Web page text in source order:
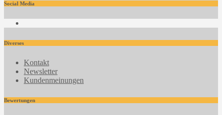
Social Media
Diverses
Kontakt
Newsletter
Kundenmeinungen
Bewertungen